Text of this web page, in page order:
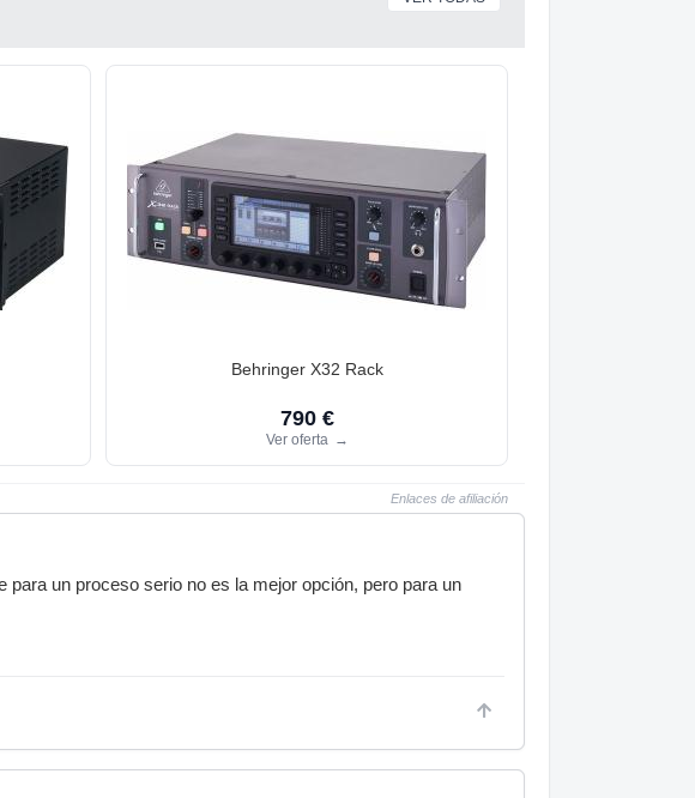
Behringer X32 Rack
790 €
Ver oferta →
Enlaces de afiliación
un proceso serio no es la mejor opción, pero para un